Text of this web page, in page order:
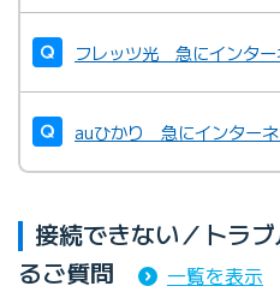
フレッツ光 急にインター
auひかり 急にインター
接続できない／トラ
るご質問
一覧を表示